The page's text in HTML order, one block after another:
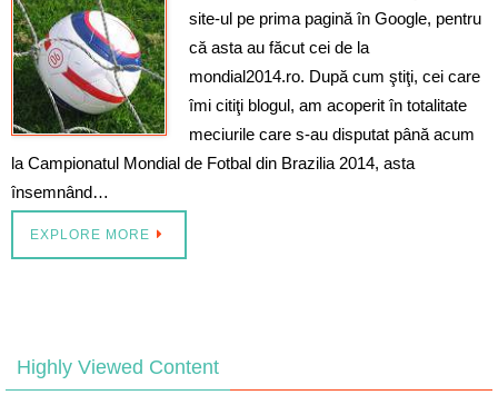
site-ul pe prima pagină în Google, pentru
că asta au făcut cei de la
mondial2014.ro. După cum ştiţi, cei care
îmi citiţi blogul, am acoperit în totalitate
meciurile care s-au disputat până acum
la Campionatul Mondial de Fotbal din Brazilia 2014, asta
însemnând…
EXPLORE MORE
Highly Viewed Content